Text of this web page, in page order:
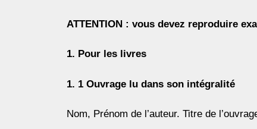
ATTENTION : vous devez reproduire
1. Pour les livres
1. 1 Ouvrage lu dans son intégralité
Nom, Prénom de l’auteur. Titre de